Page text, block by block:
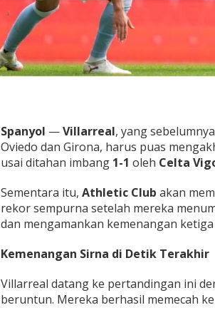
l
r
r
e
a
g
a
l
M
n
a
n
g
A
h
l
e
Spanyol —Villarreal, yang
Oviedo dan Girona, harus puas
usai ditahan imbang 1-1 oleh Celta
Sementara itu, Athletic Club akan
rekor sempurna setelah mereka
dan mengamankan kemenangan
Kemenangan Sirna di Detik Terakhir
Villarreal datang ke pertandingan ini
beruntun. Mereka berhasil memecah